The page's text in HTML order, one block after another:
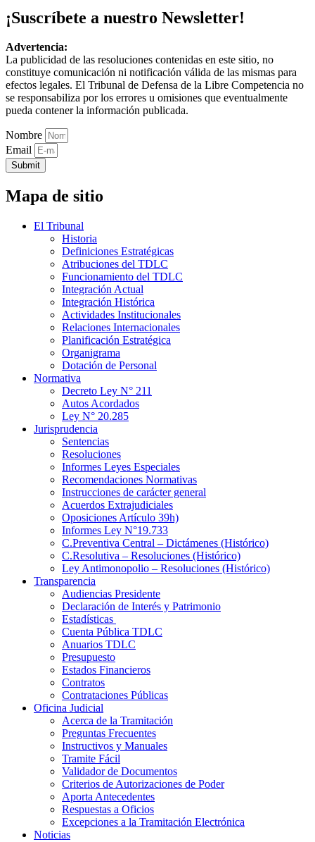
¡Suscríbete a nuestro Newsletter!
Advertencia:
La publicidad de las resoluciones contenidas en este sitio, no
constituye comunicación ni notificación válida de las mismas para
efectos legales. El Tribunal de Defensa de la Libre Competencia no
se responsabiliza por los errores u omisiones que eventualmente
pueda contener la información publicada.
Nombre
Email
Submit
Mapa de sitio
El Tribunal
Historia
Definiciones Estratégicas
Atribuciones del TDLC
Funcionamiento del TDLC
Integración Actual
Integración Histórica
Actividades Institucionales
Relaciones Internacionales
Planificación Estratégica
Organigrama
Dotación de Personal
Normativa
Decreto Ley N° 211
Autos Acordados
Ley N° 20.285
Jurisprudencia
Sentencias
Resoluciones
Informes Leyes Especiales
Recomendaciones Normativas
Instrucciones de carácter general
Acuerdos Extrajudiciales
Oposiciones Artículo 39h)
Informes Ley N°19.733
C.Preventiva Central – Dictámenes (Histórico)
C.Resolutiva – Resoluciones (Histórico)
Ley Antimonopolio – Resoluciones (Histórico)
Transparencia
Audiencias Presidente
Declaración de Interés y Patrimonio
Estadísticas
Cuenta Pública TDLC
Anuarios TDLC
Presupuesto
Estados Financieros
Contratos
Contrataciones Públicas
Oficina Judicial
Acerca de la Tramitación
Preguntas Frecuentes
Instructivos y Manuales
Tramite Fácil
Validador de Documentos
Criterios de Autorizaciones de Poder
Aporta Antecedentes
Respuestas a Oficios
Excepciones a la Tramitación Electrónica
Noticias